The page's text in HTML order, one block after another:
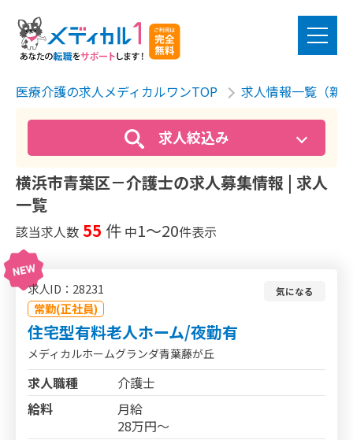
医療介護の求人メディカルワンTOP 求人情報一覧（新
求人絞込み
横浜市青葉区－介護士の求人募集情報 | 求人
一覧
該当求人数 55 件 中1〜20件表示
求人ID：28231
常勤(正社員)
気になる
住宅型有料老人ホーム/夜勤有
メディカルホームグランダ青葉藤が丘
求人職種
介護士
給料
月給
28万円～